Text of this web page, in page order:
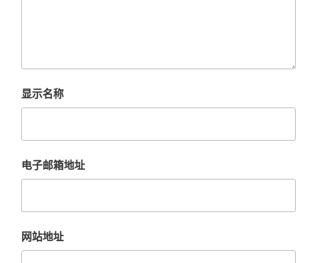
显示名称
电子邮箱地址
网站地址